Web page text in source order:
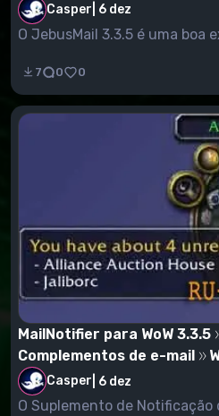
Casper 6 dez
O JebusMail 3.3.5 é uma boa
7 0 0
MailNotifier para WoW 3.3.5
Complementos de e-mail
Casper 6 dez
O Suplemento de Notificação